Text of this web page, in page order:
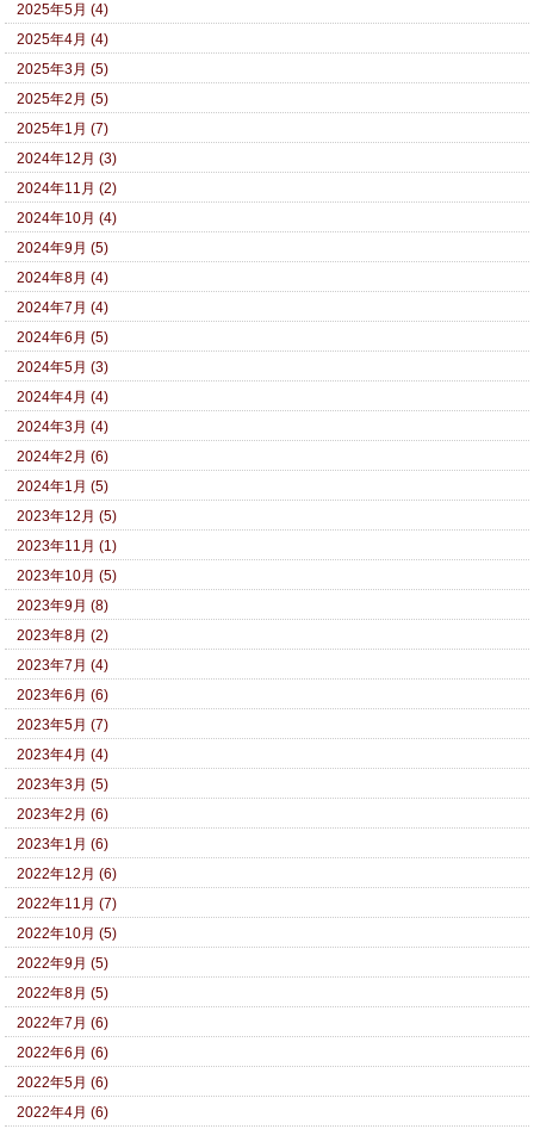
2025年5月 (4)
2025年4月 (4)
2025年3月 (5)
2025年2月 (5)
2025年1月 (7)
2024年12月 (3)
2024年11月 (2)
2024年10月 (4)
2024年9月 (5)
2024年8月 (4)
2024年7月 (4)
2024年6月 (5)
2024年5月 (3)
2024年4月 (4)
2024年3月 (4)
2024年2月 (6)
2024年1月 (5)
2023年12月 (5)
2023年11月 (1)
2023年10月 (5)
2023年9月 (8)
2023年8月 (2)
2023年7月 (4)
2023年6月 (6)
2023年5月 (7)
2023年4月 (4)
2023年3月 (5)
2023年2月 (6)
2023年1月 (6)
2022年12月 (6)
2022年11月 (7)
2022年10月 (5)
2022年9月 (5)
2022年8月 (5)
2022年7月 (6)
2022年6月 (6)
2022年5月 (6)
2022年4月 (6)